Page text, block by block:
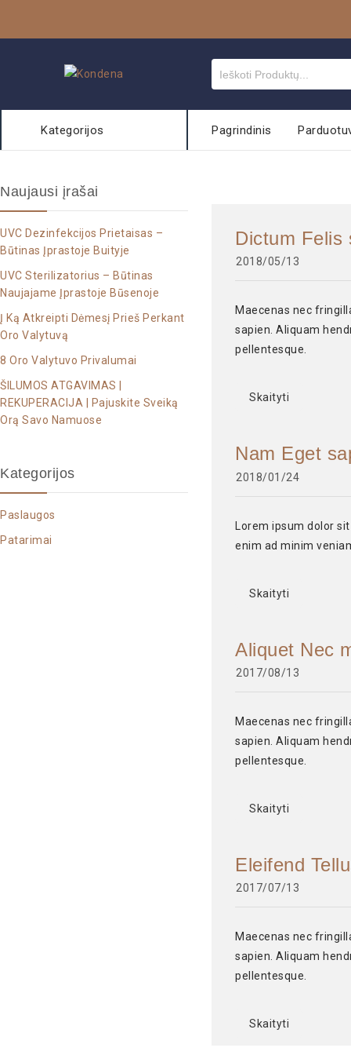
Kategorijos Pagrindinis
Dictum Felis
2018/05/13
Maecenas nec
sapien. Aliquam
pellentesque.
Skaityti
Nam Eget
2018/01/24
Lorem ipsum dolor
enim ad minim
Skaityti
Aliquet Nec
2017/08/13
Maecenas nec
sapien. Aliquam
pellentesque.
Skaityti
Eleifend
2017/07/13
Maecenas nec
sapien. Aliquam
pellentesque.
Skaityti
Naujausi įrašai
UVC Dezinfekcijos Prietaisas –
Būtinas Įprastoje Buityje
UVC Sterilizatorius – Būtinas
Naujajame Įprastoje Būsenoje
Į Ką Atkreipti Dėmesį Prieš Perkant
Oro Valytuvą
8 Oro Valytuvo Privalumai
ŠILUMOS ATGAVIMAS |
REKUPERACIJA | Pajuskite Sveiką
Orą Savo Namuose
Kategorijos
Paslaugos
Patarimai